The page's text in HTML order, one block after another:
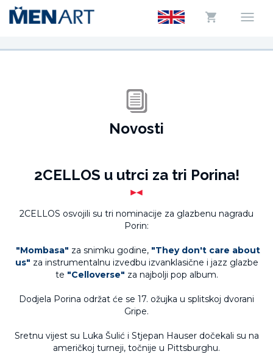
Novosti
2CELLOS u utrci za tri Porina!
2CELLOS osvojili su tri nominacije za glazbenu nagradu
Porin:
"Mombasa" za snimku godine, "They don't care about
us" za instrumentalnu izvedbu izvanklasične i jazz glazbe
te "Celloverse" za najbolji pop album.
Dodjela Porina održat će se 17. ožujka u splitskoj dvorani
Gripe.
Sretnu vijest su Luka Šulić i Stjepan Hauser dočekali su na
američkoj turneji, točnije u Pittsburghu.